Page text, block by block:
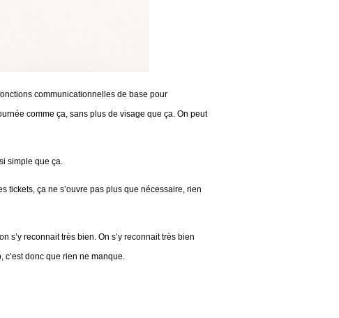
communicationnelles de base pour
comme ça, sans plus de visage que ça. On peut
simple que ça.
tickets, ça ne s’ouvre pas plus que nécessaire, rien
s’y reconnait très bien. On s’y reconnait très bien
c’est donc que rien ne manque.